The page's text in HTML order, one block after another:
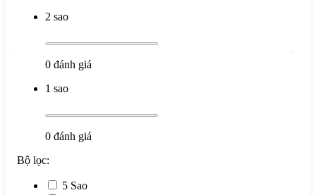
2 sao
0 đánh giá
1 sao
0 đánh giá
Bộ lọc:
5 Sao